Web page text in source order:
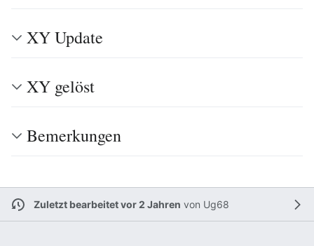
XY Update
XY gelöst
Bemerkungen
Zuletzt bearbeitet vor 2 Jahren von Ug68